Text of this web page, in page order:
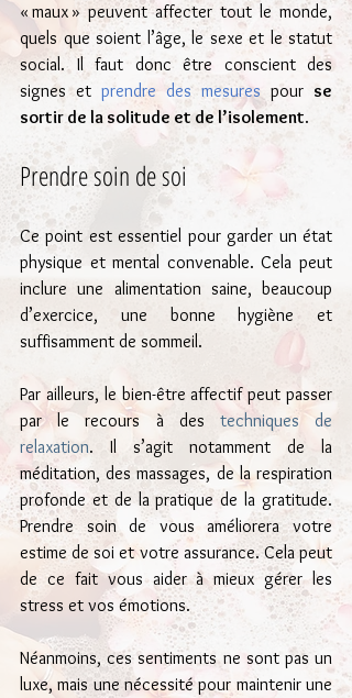
« maux » peuvent affecter tout le monde,
quels que soient l’âge, le sexe et le statut
social. Il faut donc être conscient des
signes et prendre des mesures pour se
sortir de la solitude et de l’isolement.
Prendre soin de soi
Ce point est essentiel pour garder un état
physique et mental convenable. Cela peut
inclure une alimentation saine, beaucoup
d’exercice, une bonne hygiène et
suffisamment de sommeil.
Par ailleurs, le bien-être affectif peut passer
par le recours à des techniques de
relaxation. Il s’agit notamment de la
méditation, des massages, de la respiration
profonde et de la pratique de la gratitude.
Prendre soin de vous améliorera votre
estime de soi et votre assurance. Cela peut
de ce fait vous aider à mieux gérer les
stress et vos émotions.
Néanmoins, ces sentiments ne sont pas un
luxe, mais une nécessité pour maintenir une